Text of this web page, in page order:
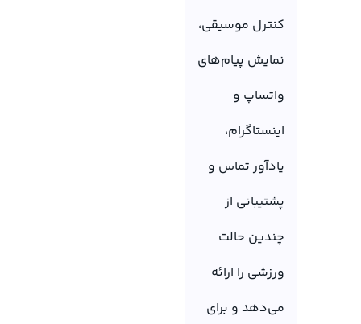
کنترل موسیقی،
نمایش پیام‌های
واتساپ و
اینستاگرام،
یادآور تماس و
پشتیبانی از
چندین حالت
ورزشی را ارائه
می‌دهد و برای